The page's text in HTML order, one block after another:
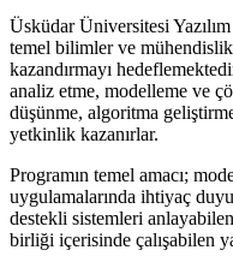
Üsküdar Üniversitesi
temel bilimler ve
kazandırmayı
analiz etme, modelleme ve
düşünme, algoritma
yetkinlik kazanırlar.
Programın temel amacı;
uygulamalarında ihtiyaç
destekli sistemleri
birliği içerisinde çalışabilen